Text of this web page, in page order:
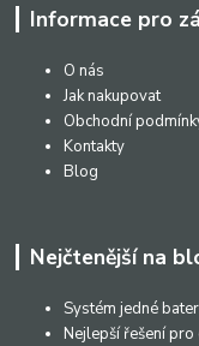
Informace pro
O nás
Jak nakupovat
Obchodní
Kontakty
Blog
Nejčtenější na
Systém jedné
Nejlepší řešení